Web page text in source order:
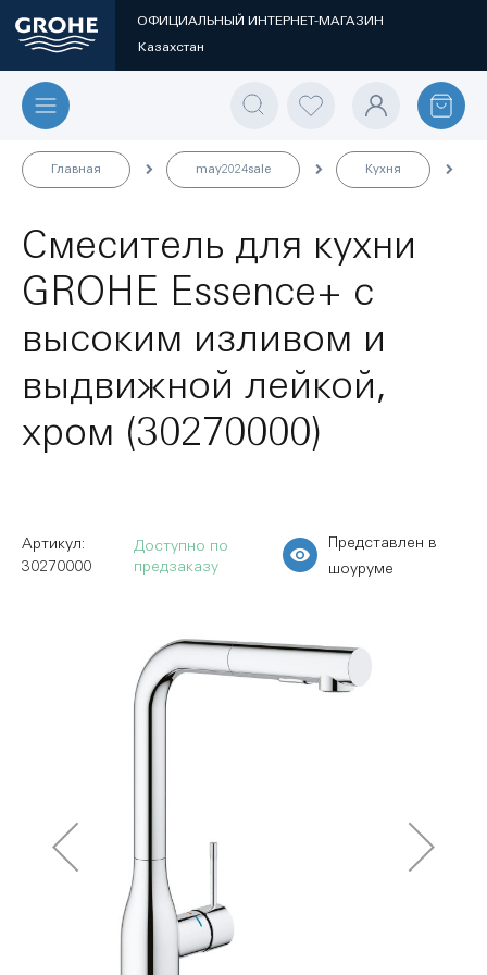
ОФИЦИАЛЬНЫЙ ИНТЕРНЕТ-МАГАЗИН
Казахстан
Главная may2024sale Кухня
Смеситель для кухни
GROHE Essence+ с
высоким изливом и
выдвижной лейкой,
хром (30270000)
Представлен в
шоуруме
Доступно по
предзаказу
30270000